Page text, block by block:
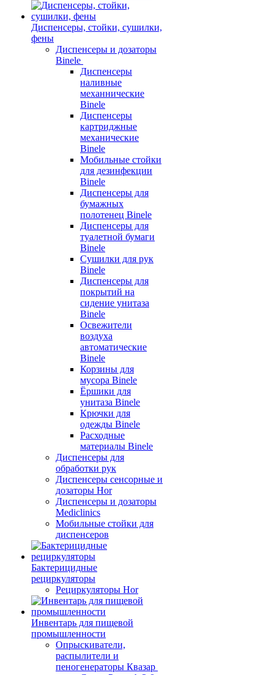
Диспенсеры, стойки, сушилки,
фены
Диспенсеры и дозаторы
Binele
Диспенсеры
наливные
механнические
Binele
Диспенсеры
картриджные
механические
Binele
Мобильные стойки
для дезинфекции
Binele
Диспенсеры для
бумажных
полотенец Binele
Диспенсеры для
туалетной бумаги
Binele
Сушилки для рук
Binele
Диспенсеры для
покрытий на
сидение унитаза
Binele
Освежители
воздуха
автоматические
Binele
Корзины для
мусора Binele
Ёршики для
унитаза Binele
Крючки для
одежды Binele
Расходные
материалы Binele
Диспенсеры для
обработки рук
Диспенсеры сенсорные и
дозаторы Hor
Диспенсеры и дозаторы
Mediclinics
Мобильные стойки для
диспенсеров
Бактерицидные
рециркуляторы
Рециркуляторы Hor
Инвентарь для пищевой
промышленности
Опрыскиватели,
распылители и
пеногенераторы Квазар